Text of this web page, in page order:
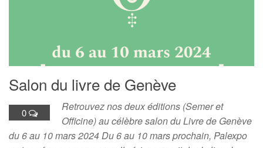
Salon du livre de Genève
0
Retrouvez nos deux éditions (Semer et
Officine) au célèbre salon du Livre de Genève
du 6 au 10 mars 2024 Du 6 au 10 mars prochain, Palexpo